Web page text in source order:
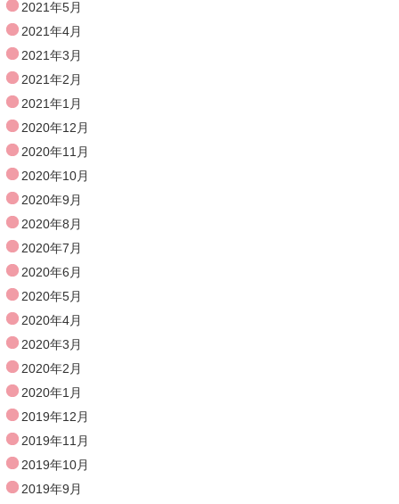
2021年5月
2021年4月
2021年3月
2021年2月
2021年1月
2020年12月
2020年11月
2020年10月
2020年9月
2020年8月
2020年7月
2020年6月
2020年5月
2020年4月
2020年3月
2020年2月
2020年1月
2019年12月
2019年11月
2019年10月
2019年9月